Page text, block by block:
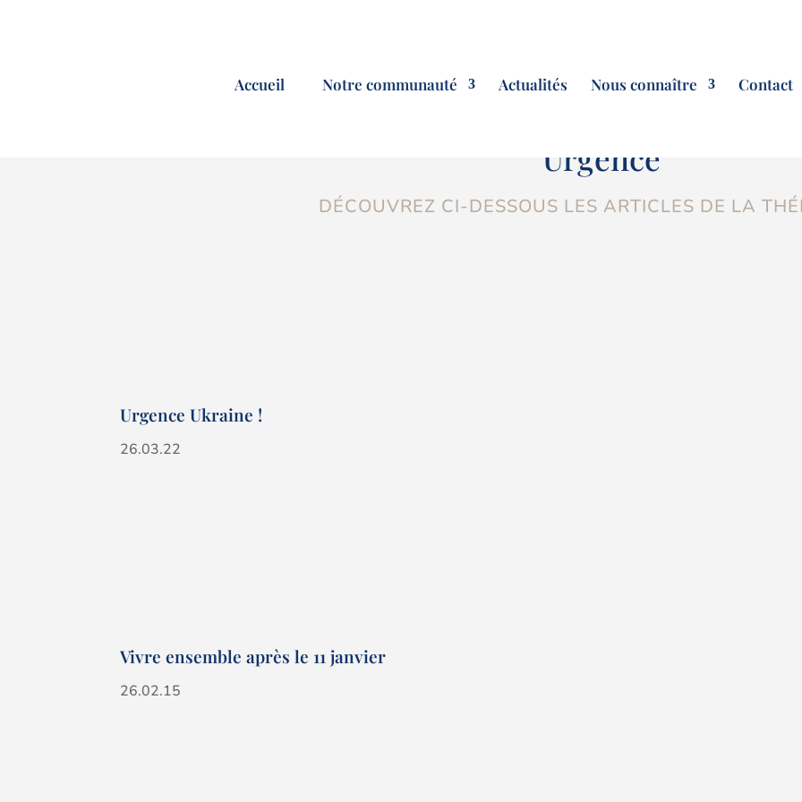
Accueil Notre communauté Actualités Nous connaître Contact
Urgence
DÉCOUVREZ CI-DESSOUS LES ARTICLES DE LA
Urgence Ukraine !
26.03.22
Vivre ensemble après le 11 janvier
26.02.15